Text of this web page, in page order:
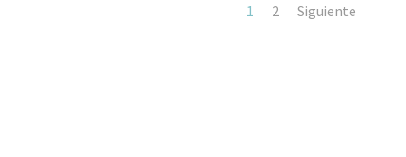
1 2 Siguiente